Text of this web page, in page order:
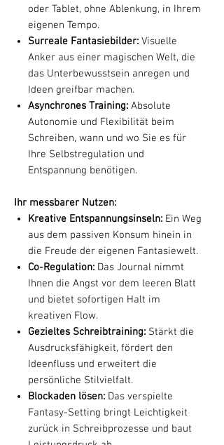
oder Tablet, ohne Ablenkung, in Ihrem
eigenen Tempo.
Surreale Fantasiebilder: Visuelle
Anker aus einer magischen Welt, die
das Unterbewusstsein anregen und
Ideen greifbar machen.
Asynchrones Training: Absolute
Autonomie und Flexibilität beim
Schreiben, wann und wo Sie es für
Ihre Selbstregulation und
Entspannung benötigen.
Ihr messbarer Nutzen:
Kreative Entspannungsinseln: Ein Weg
aus dem passiven Konsum hinein in
die Freude der eigenen Fantasiewelt.
Co-Regulation: Das Journal nimmt
Ihnen die Angst vor dem leeren Blatt
und bietet sofortigen Halt im
kreativen Flow.
Gezieltes Schreibtraining: Stärkt die
Ausdrucksfähigkeit, fördert den
Ideenfluss und erweitert die
persönliche Stilvielfalt.
Blockaden lösen: Das verspielte
Fantasy-Setting bringt Leichtigkeit
zurück in Schreibprozesse und baut